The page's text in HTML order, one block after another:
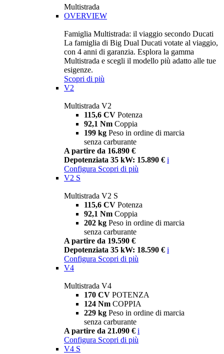
Multistrada
OVERVIEW
Famiglia Multistrada: il viaggio secondo Ducati
La famiglia di Big Dual Ducati votate al viaggio,
con 4 anni di garanzia. Esplora la gamma
Multistrada e scegli il modello più adatto alle tue
esigenze.
Scopri di più
V2
Multistrada V2
115,6 CV Potenza
92,1 Nm Coppia
199 kg Peso in ordine di marcia
senza carburante
A partire da 16.890 €
Depotenziata 35 kW: 15.890 € i
Configura Scopri di più
V2 S
Multistrada V2 S
115,6 CV Potenza
92,1 Nm Coppia
202 kg Peso in ordine di marcia
senza carburante
A partire da 19.590 €
Depotenziata 35 kW: 18.590 € i
Configura Scopri di più
V4
Multistrada V4
170 CV POTENZA
124 Nm COPPIA
229 kg Peso in ordine di marcia
senza carburante
A partire da 21.090 € i
Configura Scopri di più
V4 S